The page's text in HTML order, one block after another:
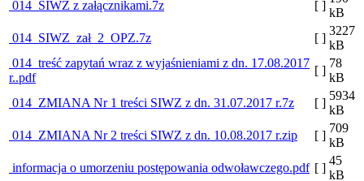
014_SIWZ z załącznikami.7z [ ]
kB
014_SIWZ_zał_2_OPZ.7z
[ ]
3227
kB
014_treść zapytań wraz z wyjaśnieniami z dn. 17.08.2017
r..pdf
[ ]
78
kB
014_ZMIANA Nr 1 treści SIWZ z dn. 31.07.2017 r.7z
[ ]
5934
kB
014_ZMIANA Nr 2 treści SIWZ z dn. 10.08.2017 r.zip
[ ]
709
kB
informacja o umorzeniu postępowania odwoławczego.pdf [ ]
45
kB